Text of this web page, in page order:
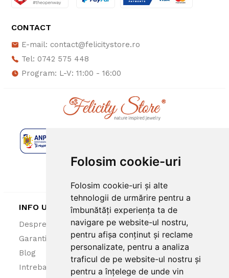
Folosim cookie-uri
Folosim cookie-uri și alte
tehnologii de urmărire pentru a
îmbunătăți experiența ta de
navigare pe website-ul nostru,
pentru afișa conținut și reclame
personalizate, pentru a analiza
traficul de pe website-ul nostru și
pentru a înțelege de unde vin
CONTACT
E-mail: contact@felicitystore.ro
Tel: 0742 575 448
Program: L-V: 11:00 - 16:00
INFO UTILE
Despre noi
Garantie 100%
Blog
Intrebari frecvente
ANPC
Politica cookies
Politica confidentialitate
Termeni si conditii